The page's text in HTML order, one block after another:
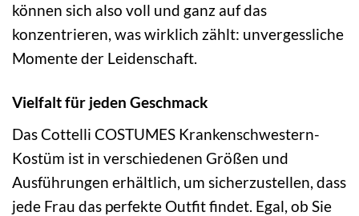
können sich also voll und ganz auf das
konzentrieren, was wirklich zählt: unvergessliche
Momente der Leidenschaft.
Vielfalt für jeden Geschmack
Das Cottelli COSTUMES Krankenschwestern-
Kostüm ist in verschiedenen Größen und
Ausführungen erhältlich, um sicherzustellen, dass
jede Frau das perfekte Outfit findet. Egal, ob Sie